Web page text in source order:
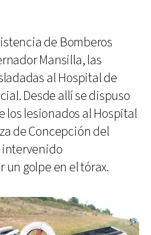
de Bomberos
Mansilla, las
al Hospital de
Desde allí se dispuso
los lesionados al Hospital
de Concepción del
intervenido
golpe en el tórax.